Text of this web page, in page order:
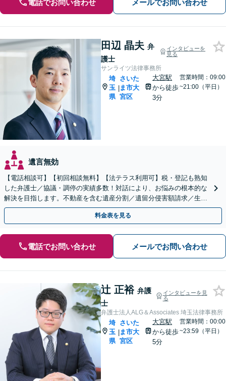
電話でお問い合わせ メールでお問い合わせ
田辺 晶夫 弁
護士
インタビューを
見る
サンライツ法律事務所
埼
玉
県
|
さいた
ま市大
宮区
大宮駅
から徒歩
3分
営業時間：09:00
~21:00（平日）
遺言無効
【電話相談可】【初回相談無料】【法テラス利用可】税・登記も熟知
した弁護士／協議・調停の実績多数！対話により、お悩みの根本的な
解決を目指します。不動産を含む遺産分割／遺留分侵害額請求／生前
対策を全面的にサポート【完全個室】【大宮駅3分】
料金表を見る
電話でお問い合わせ メールでお問い合わせ
辻 正裕 弁護
士
インタビューを見
る
弁護士法人ALG＆Associates 埼玉法律事務所
埼
玉
県
|
さいた
ま市大
宮区
大宮駅
から徒歩
5分
営業時間：00:00
~23:59（平日）